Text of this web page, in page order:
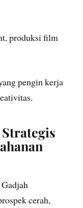
produksi film
pengin kerja
cerah,